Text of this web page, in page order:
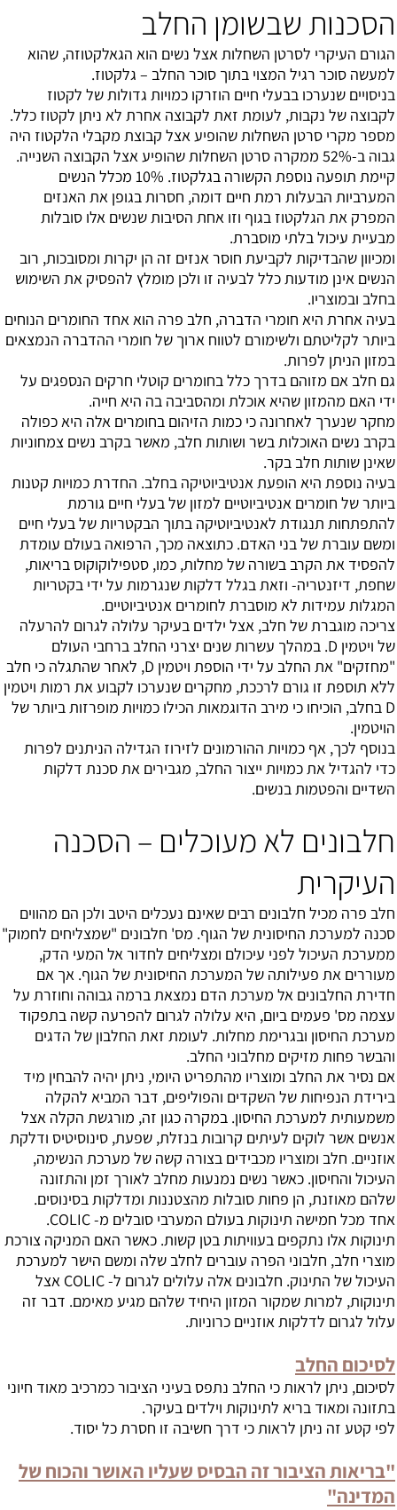
הסכנות שבשומן החלב
הגורם העיקרי לסרטן השחלות אצל נשים הוא הגאלקטוזה, שהוא
למעשה סוכר רגיל המצוי בתוך סוכר החלב – גלקטוז.
בניסויים שנערכו בבעלי חיים הוזרקו כמויות גדולות של לקטוז
לקבוצה של נקבות, לעומת זאת לקבוצה אחרת לא ניתן לקטוז כלל.
מספר מקרי סרטן השחלות שהופיע אצל קבוצת מקבלי הלקטוז היה
גבוה ב-52% ממקרה סרטן השחלות שהופיע אצל הקבוצה השנייה.
קיימת תופעה נוספת הקשורה בגלקטוז. 10% מכלל הנשים
המערביות הבעלות רמת חיים דומה, חסרות בגופן את האנזים
המפרק את הגלקטוז בגוף וזו אחת הסיבות שנשים אלו סובלות
מבעיית עיכול בלתי מוסברת.
ומכיוון שהבדיקות לקביעת חוסר אנזים זה הן יקרות ומסובכות, רוב
הנשים אינן מודעות כלל לבעיה זו ולכן מומלץ להפסיק את השימוש
בחלב ובמוצריו.
בעיה אחרת היא חומרי הדברה, חלב פרה הוא אחד החומרים הנוחים
ביותר לקליטתם ולשימורם לטווח ארוך של חומרי ההדברה הנמצאים
במזון הניתן לפרות.
גם חלב אם מזוהם בדרך כלל בחומרים קוטלי חרקים הנספגים על
ידי האם מהמזון שהיא אוכלת ומהסביבה בה היא חייה.
מחקר שנערך לאחרונה כי כמות הזיהום בחומרים אלה היא כפולה
בקרב נשים האוכלות בשר ושותות חלב, מאשר בקרב נשים צמחוניות
שאינן שותות חלב בקר.
בעיה נוספת היא הופעת אנטיביוטיקה בחלב. החדרת כמויות קטנות
ביותר של חומרים אנטיביוטיים למזון של בעלי חיים גורמת
להתפתחות תנגודת לאנטיביוטיקה בתוך הבקטריות של בעלי חיים
ומשם עוברת של בני האדם. כתוצאה מכך, הרפואה בעולם עומדת
להפסיד את הקרב בשורה של מחלות, כמו, סטפילוקוקוס בריאות,
שחפת, דיזנטריה- וזאת בגלל דלקות שנגרמות על ידי בקטריות
המגלות עמידות לא מוסברת לחומרים אנטיביוטיים.
צריכה מוגברת של חלב, אצל ילדים בעיקר עלולה לגרום להרעלה
של ויטמין D. במהלך עשרות שנים יצרני החלב ברחבי העולם
"מחזקים" את החלב על ידי הוספת ויטמין D, לאחר שהתגלה כי חלב
ללא תוספת זו גורם לרככת, מחקרים שנערכו לקבוע את רמות ויטמין
D בחלב, הוכיחו כי מירב הדוגמאות הכילו כמויות מופרזות ביותר של
הויטמין.
בנוסף לכך, אף כמויות ההורמונים לזירוז הגדילה הניתנים לפרות
כדי להגדיל את כמויות ייצור החלב, מגבירים את סכנת דלקות
השדיים והפטמות בנשים.
חלבונים לא מעוכלים – הסכנה
העיקרית
חלב פרה מכיל חלבונים רבים שאינם נעכלים היטב ולכן הם מהווים
סכנה למערכת החיסונית של הגוף. מס' חלבונים "שמצליחים לחמוק"
ממערכת העיכול לפני עיכולם ומצליחים לחדור אל המעי הדק,
מעוררים את פעילותה של המערכת החיסונית של הגוף. אך אם
חדירת החלבונים אל מערכת הדם נמצאת ברמה גבוהה וחוזרת על
עצמה מס' פעמים ביום, היא עלולה לגרום להפרעה קשה בתפקוד
מערכת החיסון ובגרימת מחלות. לעומת זאת החלבון של הדגים
והבשר פחות מזיקים מחלבוני החלב.
אם נסיר את החלב ומוצריו מהתפריט היומי, ניתן יהיה להבחין מיד
בירידת הנפיחות של השקדים והפוליפים, דבר המביא להקלה
משמעותית למערכת החיסון. במקרה כגון זה, מורגשת הקלה אצל
אנשים אשר לוקים לעיתים קרובות בנזלת, שפעת, סינוסיטיס ודלקת
אוזניים. חלב ומוצריו מכבידים בצורה קשה של מערכת הנשימה,
העיכול והחיסון. כאשר נשים נמנעות מחלב לאורך זמן והתזונה
שלהם מאוזנת, הן פחות סובלות מהצטננות ומדלקות בסינוסים.
אחד מכל חמישה תינוקות בעולם המערבי סובלים מ- COLIC.
תינוקות אלו נתקפים בעוויתות בטן קשות. כאשר האם המניקה צורכת
מוצרי חלב, חלבוני הפרה עוברים לחלב שלה ומשם הישר למערכת
העיכול של התינוק. חלבונים אלה עלולים לגרום ל- COLIC אצל
תינוקות, למרות שמקור המזון היחיד שלהם מגיע מאימם. דבר זה
עלול לגרום לדלקות אוזניים כרוניות.
לסיכום החלב
לסיכום, ניתן לראות כי החלב נתפס בעיני הציבור כמרכיב מאוד חיוני
בתזונה ומאוד בריא לתינוקות וילדים בעיקר.
לפי קטע זה ניתן לראות כי דרך חשיבה זו חסרת כל יסוד.
"בריאות הציבור זה הבסיס שעליו האושר והכוח של
המדינה"